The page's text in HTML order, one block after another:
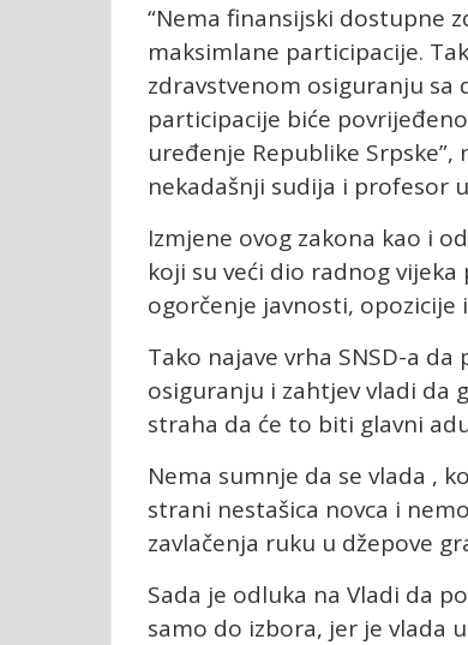
“Nema finansijski dostupne
maksimlane participacije.
zdravstvenom osiguranju sa
participacije biće
uređenje Republike
nekadašnji sudija i profesor
Izmjene ovog zakona kao i
koji su veći dio radnog
ogorčenje javnosti, opozicije
Tako najave vrha SNSD-a
osiguranju i zahtjev vladi da
straha da će to biti glavni
Nema sumnje da se vlada ,
strani nestašica novca i
zavlačenja ruku u džepove
Sada je odluka na Vladi da
samo do izbora, jer je vlada